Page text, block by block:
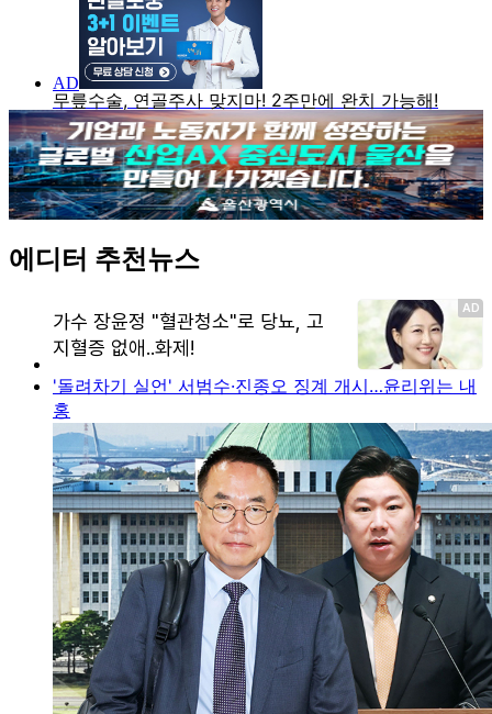
에디터 추천뉴스
'돌려차기 실언' 서범수·진종오 징계 개시…윤리위는 내
홍